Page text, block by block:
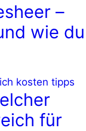
–
wie du
für